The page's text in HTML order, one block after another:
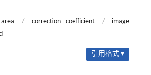
/ correction coefficient /
image
引用格式 ▾